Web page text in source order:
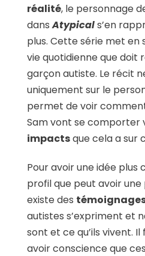
réalité, le personnage
dansAtypicals’en
plus. Cette série met en
vie quotidienne que doit
garçon autiste. Le récit
uniquement sur le
permet de voir
Sam vont se comporter
impactsque cela a sur
Pour avoir une idée plus
profil que peut avoir
existe des
autistes s’expriment et
sont et ce qu’ils vivent.
avoir conscience que